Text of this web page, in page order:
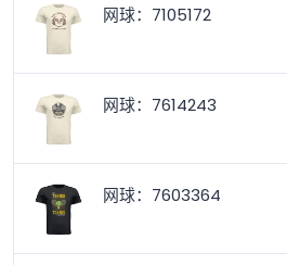
网球：7105172
网球：7614243
网球：7603364